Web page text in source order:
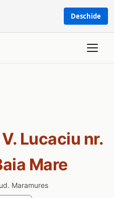
Deschide
Lucaciu nr.
Mare
Maramures